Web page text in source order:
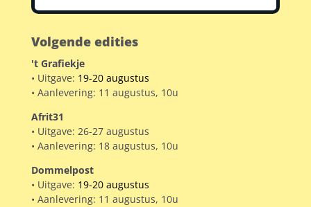
Volgende edities
't Grafiekje
• Uitgave: 19-20 augustus
• Aanlevering: 11 augustus, 10u
Afrit31
• Uitgave: 26-27 augustus
• Aanlevering: 18 augustus, 10u
Dommelpost
• Uitgave: 19-20 augustus
• Aanlevering: 11 augustus, 10u